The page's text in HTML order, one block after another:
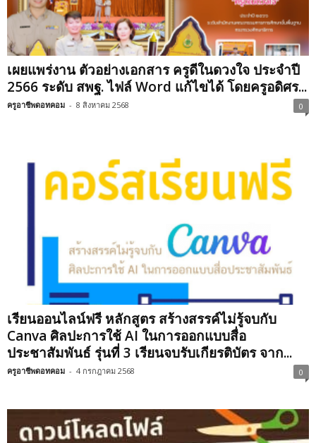
เผยแพร่งาน ตัวอย่างเอกสาร ครูดีในดวงใจ ประจำปี
2566 ระดับ สพฐ. ไฟล์ Word แก้ไขได้ โดยครูอดิศร...
ครูอาชีพดอทคอม - 8 สิงหาคม 2568 0
เรียนออนไลน์ฟรี หลักสูตร สร้างสรรค์ไม่รู้จบกับ
Canva ศิลปะการใช้ AI ในการออกแบบสื่อ
ประชาสัมพันธ์ รุ่นที่ 3 เรียนจบรับเกียรติบัตร จาก...
ครูอาชีพดอทคอม - 4 กรกฎาคม 2568 0